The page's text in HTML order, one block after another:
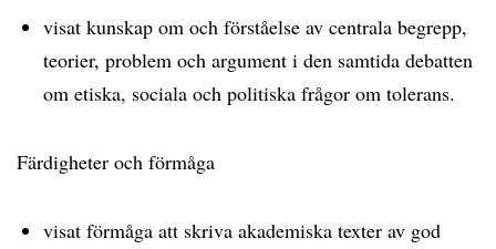
visat kunskap om och förståelse av centrala begrepp,
teorier, problem och argument i den samtida debatten
om etiska, sociala och politiska frågor om tolerans.
Färdigheter och förmåga
visat förmåga att skriva akademiska texter av god